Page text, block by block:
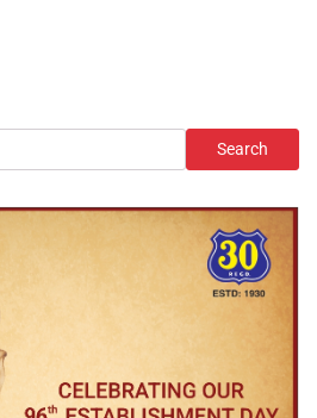
Search